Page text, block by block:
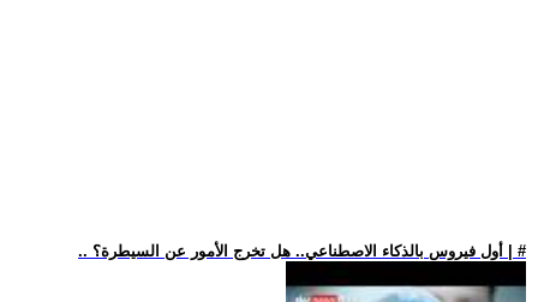
.. أول فيروس بالذكاء الاصطناعي.. هل تخرج الأمور عن السيطرة؟ | #